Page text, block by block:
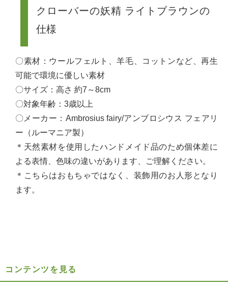
クローバーの妖精 ライトブラウンの
仕様
〇素材：ウールフェルト、羊毛、コットンなど、再生
可能で環境に優しい素材
〇サイズ：高さ 約7～8cm
〇対象年齢：3歳以上
〇メーカー：Ambrosius fairy/アンブロシウス フェアリ
ー（ルーマニア製）
＊天然素材を使用したハンドメイド品のため個体差に
よる表情、色味の違いがあります、ご理解ください。
＊こちらはおもちゃではなく、装飾用のお人形となり
ます。
コンテンツを見る